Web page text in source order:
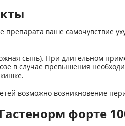
ваше самочувствие
сыпь). При длительном
в случае превышения
возможно возникновение
форте